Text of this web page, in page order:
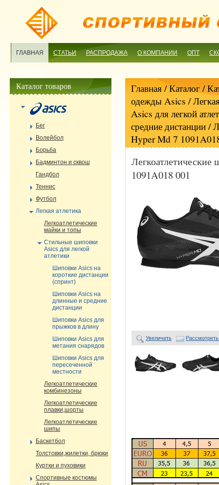
ГЛАВНАЯ СТАТЬИ РАСПРОДАЖА О КОМПАНИИ ОПТ
Главная/ Каталог /
одежды Asics /
Asics для легкой
средние дистанции/
Hyper Md 7
1091A018 001
Увеличить
Каталог товаров
Бег
Волейбол
Борьба
Бадминтон и сквош
Гандбол
Теннис
Футбол
Легкая атлетика
Легкоатлетические
майки и топы
Стильные шиповки
Asics для легкой
атлетики
Шиповки Asics на
короткие дистанции
(спринт)
Шиповки Asics на
длинные и средние
дистанции
Шиповки Asics для
прыжков в длину
Шиповки Asics для
метания снарядов
Шиповки Asics для
пересеченной
местности
Легкоатлетические
комбинезоны
Легкоатлетические
плавки,шорты
Легкоатлетические
шипы
Баскетбол
Толстовки,жилетки, брюки
Куртки и пуховики
Спортивные костюмы